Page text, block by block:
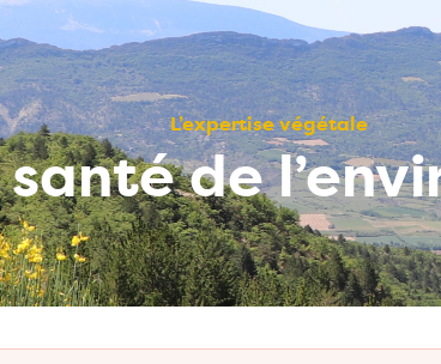
L’expertise végétale
de